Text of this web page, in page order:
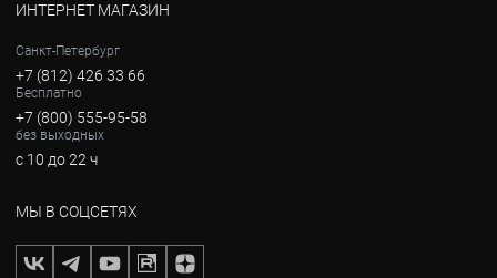
ИНТЕРНЕТ МАГАЗИН
Санкт-Петербург
+7 (812) 426 33 66
Бесплатно
+7 (800) 555-95-58
без выходных
с 10 до 22 ч
МЫ В СОЦСЕТЯХ